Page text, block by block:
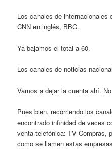
Los canales de internacionales
CNN en inglés, BBC.
Ya bajamos el total a 60.
Los canales de noticias
Vamos a dejar la cuenta ahí.
Pues bien, recorriendo los
encontrado infinidad de veces
venta telefónica: TV Compras,
como se llamen estas